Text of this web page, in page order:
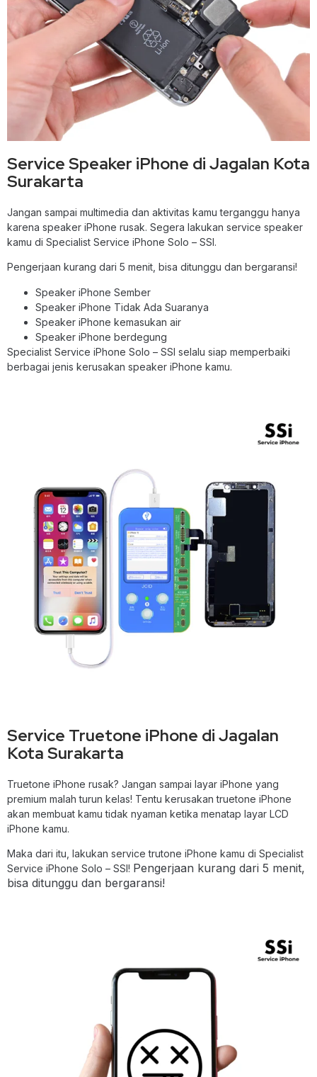
Service Speaker iPhone di Jagalan Kota
Surakarta
Jangan sampai multimedia dan aktivitas kamu terganggu hanya
karena speaker iPhone rusak. Segera lakukan service speaker
kamu di Specialist Service iPhone Solo – SSI.
Pengerjaan kurang dari 5 menit, bisa ditunggu dan bergaransi!
Speaker iPhone Sember
Speaker iPhone Tidak Ada Suaranya
Speaker iPhone kemasukan air
Speaker iPhone berdegung
Specialist Service iPhone Solo – SSI selalu siap memperbaiki
berbagai jenis kerusakan speaker iPhone kamu.
Service Truetone iPhone di Jagalan
Kota Surakarta
Truetone iPhone rusak? Jangan sampai layar iPhone yang
premium malah turun kelas! Tentu kerusakan truetone iPhone
akan membuat kamu tidak nyaman ketika menatap layar LCD
iPhone kamu.
Maka dari itu, lakukan service trutone iPhone kamu di Specialist
Service iPhone Solo – SSI! Pengerjaan kurang dari 5 menit,
bisa ditunggu dan bergaransi!